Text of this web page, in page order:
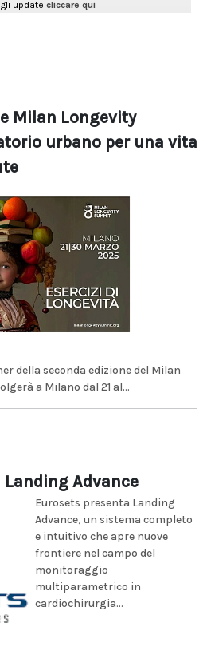
Milan Longevity
urbano per una vita
della seconda edizione del Milan
a Milano dal 21 al...
Advance
Eurosets presenta Landing
Advance, un sistema completo
e intuitivo che apre nuove
frontiere nel campo del
monitoraggio
multiparametrico in
cardiochirurgia...